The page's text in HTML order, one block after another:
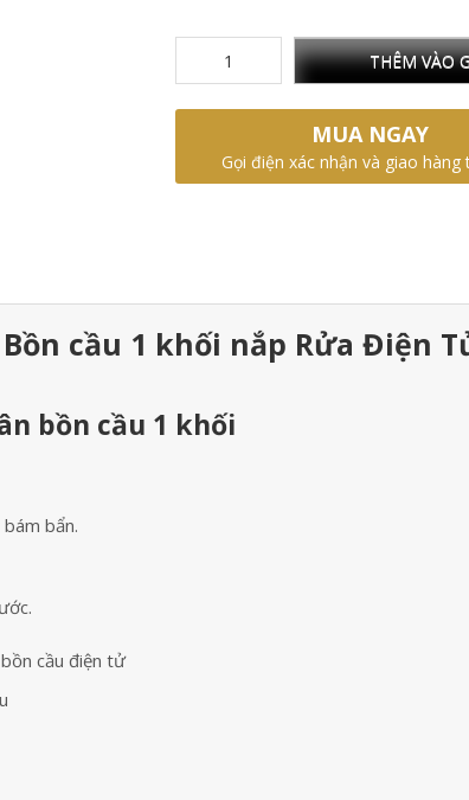
THÊM VÀO
MUA NGAY
Gọi điện xác nhận và giao hàng
Bồn cầu 1 khối nắp Rửa Điện
bồn cầu 1 khối
bẩn.
cầu điện tử